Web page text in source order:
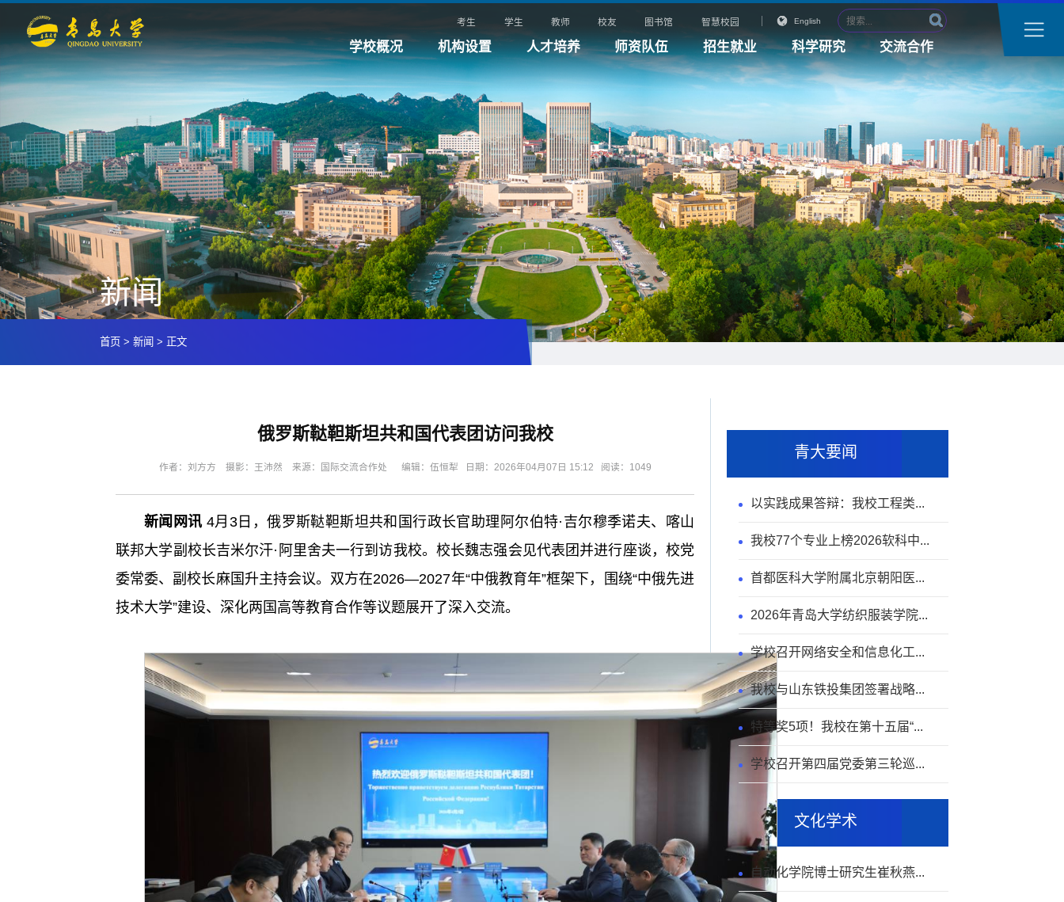
考生 学生 教师 校友 图书馆 智慧校园 English
学校概况 机构设置 人才培养 师资队伍 招生就业 科学研究 交流合作
新闻
首页 > 新闻 > 正文
青大要闻
以实践成果答辩：我校工程类...
我校77个专业上榜2026软科中...
首都医科大学附属北京朝阳医...
2026年青岛大学纺织服装学院...
学校召开网络安全和信息化工...
我校与山东铁投集团签署战略...
特等奖5项！我校在第十五届“...
学校召开第四届党委第三轮巡...
文化学术
自动化学院博士研究生崔秋燕...
俄罗斯鞑靼斯坦共和国代表团访问我校
作者：刘方方 摄影：王沛然 来源：国际交流合作处 编辑：伍恒犁 日期：2026年04月07日 15:12 阅读： 1049
新闻网讯 4月3日，俄罗斯鞑靼斯坦共和国行政长官助理阿尔伯特·吉尔穆季诺夫、喀山
联邦大学副校长吉米尔汗·阿里舍夫一行到访我校。校长魏志强会见代表团并进行座谈，校党
委常委、副校长麻国升主持会议。双方在2026—2027年“中俄教育年”框架下，围绕“中俄先进
技术大学”建设、深化两国高等教育合作等议题展开了深入交流。